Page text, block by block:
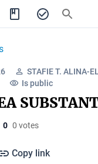
STAFIE T. ALINA-
Is public
0 0 votes
Copy link